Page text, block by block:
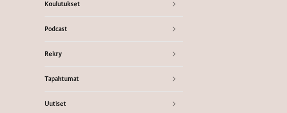
Koulutukset
Podcast
Rekry
Tapahtumat
Uutiset